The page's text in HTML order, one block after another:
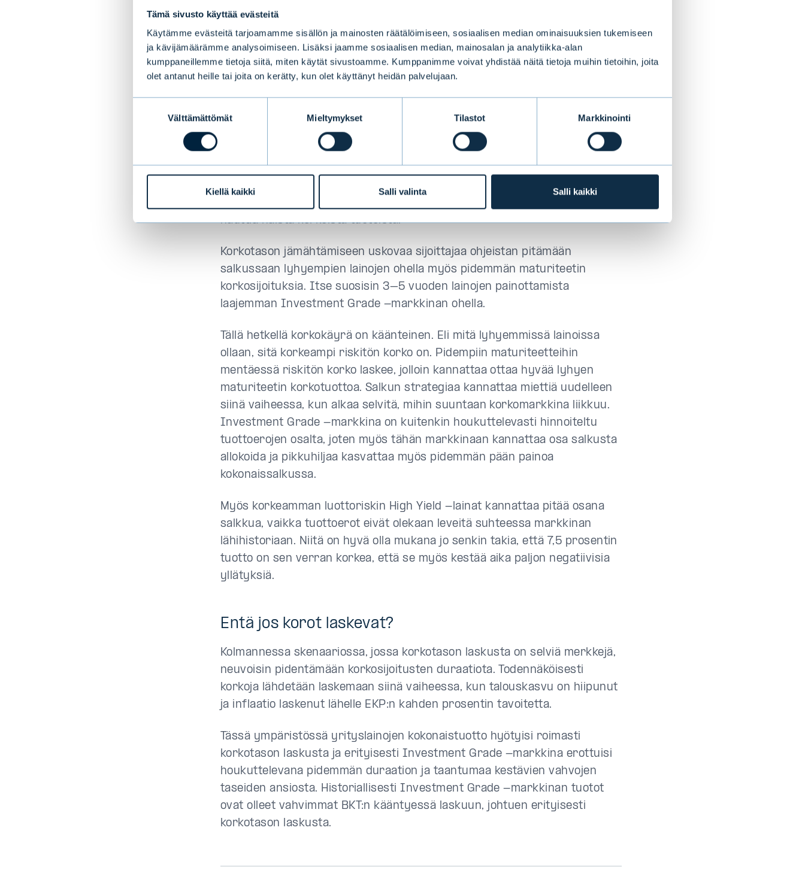
Tämä sivusto käyttää evästeitä
Käytämme evästeitä tarjoamamme sisällön ja mainosten räätälöimiseen, sosiaalisen median ominaisuuksien tukemiseen
ja kävijämäärämme analysoimiseen. Lisäksi jaamme sosiaalisen median, mainosalan ja analytiikka-alan
kumppaneillemme tietoja siitä, miten käytät sivustoamme. Kumppanimme voivat yhdistää näitä tietoja muihin tietoihin, joita
olet antanut heille tai joita on kerätty, kun olet käyttänyt heidän palvelujaan.
Välttämättömät Mieltymykset Tilastot Markkinointi
Kiellä kaikki Salli valinta Salli kaikki
keskipitkän maturiteetin yrityslainoissa. Näissä tuotto on hyvällä tasolla ja
korkoriski sen verran maltillista, etteivät pienet yllätykset vaikuta kovin
paljon.
Nykytason pitäminen on korkosijoittajan etu
Toinen skenaario, jossa korot jämähtäisivät nykytasolle ainakin vuodeksi,
olisi korkosijoittajalle hyvä uutinen. Korkosijoittajaa kiinnostaa tämän
vuoden tuoton ohella myös se, mitä tapahtuu seuraavina vuosina. Mitä
nauttia näistä korkeista tuotoista.
Korkotason jämähtämiseen uskovaa sijoittajaa ohjeistan pitämään
salkussaan lyhyempien lainojen ohella myös pidemmän maturiteetin
korkosijoituksia. Itse suosisin 3–5 vuoden lainojen painottamista
laajemman Investment Grade -markkinan ohella.
Tällä hetkellä korkokäyrä on käänteinen. Eli mitä lyhyemmissä lainoissa
ollaan, sitä korkeampi riskitön korko on. Pidempiin maturiteetteihin
mentäessä riskitön korko laskee, jolloin kannattaa ottaa hyvää lyhyen
maturiteetin korkotuottoa. Salkun strategiaa kannattaa miettiä uudelleen
siinä vaiheessa, kun alkaa selvitä, mihin suuntaan korkomarkkina liikkuu.
Investment Grade -markkina on kuitenkin houkuttelevasti hinnoiteltu
tuottoerojen osalta, joten myös tähän markkinaan kannattaa osa salkusta
allokoida ja pikkuhiljaa kasvattaa myös pidemmän pään painoa
kokonaissalkussa.
Myös korkeamman luottoriskin High Yield -lainat kannattaa pitää osana
salkkua, vaikka tuottoerot eivät olekaan leveitä suhteessa markkinan
lähihistoriaan. Niitä on hyvä olla mukana jo senkin takia, että 7,5 prosentin
tuotto on sen verran korkea, että se myös kestää aika paljon negatiivisia
yllätyksiä.
Entä jos korot laskevat?
Kolmannessa skenaariossa, jossa korkotason laskusta on selviä merkkejä,
neuvoisin pidentämään korkosijoitusten duraatiota. Todennäköisesti
korkoja lähdetään laskemaan siinä vaiheessa, kun talouskasvu on hiipunut
ja inflaatio laskenut lähelle EKP:n kahden prosentin tavoitetta.
Tässä ympäristössä yrityslainojen kokonaistuotto hyötyisi roimasti
korkotason laskusta ja erityisesti Investment Grade -markkina erottuisi
houkuttelevana pidemmän duraation ja taantumaa kestävien vahvojen
taseiden ansiosta. Historiallisesti Investment Grade -markkinan tuotot
ovat olleet vahvimmat BKT:n kääntyessä laskuun, johtuen erityisesti
korkotason laskusta.